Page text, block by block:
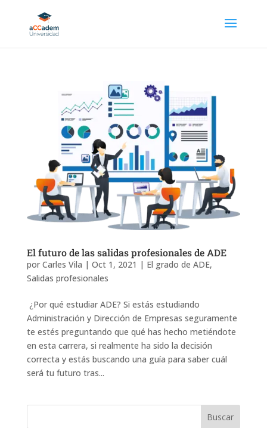
El futuro de las salidas profesionales de ADE
por Carles Vila | Oct 1, 2021 | El grado de ADE,
Salidas profesionales
¿Por qué estudiar ADE? Si estás estudiando
Administración y Dirección de Empresas seguramente
te estés preguntando que qué has hecho metiéndote
en esta carrera, si realmente ha sido la decisión
correcta y estás buscando una guía para saber cuál
será tu futuro tras...
Buscar